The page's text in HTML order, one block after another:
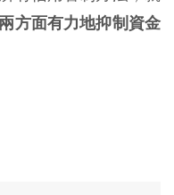
方面有力地抑制資金